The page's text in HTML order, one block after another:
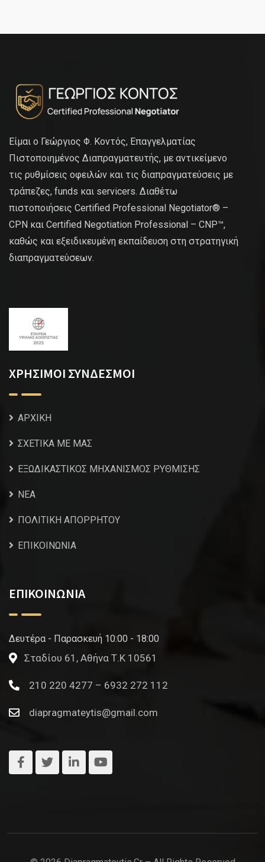
Είμαι ο Γεώργιος Φ. Κοντός, Επαγγελματίας
Πιστοποιημένος Διαπραγματευτής, με αντικείμενο
τις ρυθμίσεις οφειλών και τις διαπραγματεύσεις με
τράπεζες, funds και servicers. Διαθέτω
πιστοποιήσεις Certified Professional Negotiator® –
CPN και Certified Negotiation Professional – CNP™,
καθώς και εξειδικευμένη εκπαίδευση στη στρατηγική
διαπραγματεύσεων.
ΧΡΗΣΙΜΟΙ ΣΥΝΔΕΣΜΟΙ
ΑΡΧΙΚΗ
ΣΧΕΤΙΚΑ ΜΕ ΜΑΣ
ΕΞΩΔΙΚΑΣΤΙΚΟΣ ΜΗΧΑΝΙΣΜΟΣ ΡΥΘΜΙΣΗΣ
NEA
ΠΟΛΙΤΙΚΗ ΑΠΟΡΡΗΤΟΥ
ΕΠΙΚΟΙΝΩΝΙΑ
ΕΠΙΚΟΙΝΩΝΙΑ
Δευτέρα - Παρασκευή 10:00 - 18:00
Σταδίου 61, Αθήνα Τ.Κ 10561
210 220 4277 – 6932 272 112
diapragmateytis@gmail.com